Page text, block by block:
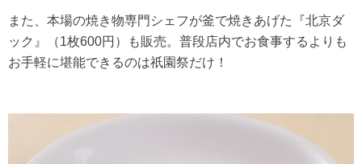
また、本場の焼き物専門シェフが釜で焼きあげた『北京ダ
ック』（1枚600円）も販売。普段店内でお食事するよりも
お手軽に堪能できるのは祇園祭だけ！